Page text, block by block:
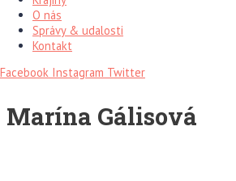
O nás
Správy & udalosti
Kontakt
Facebook Instagram Twitter
Marína Gálisová